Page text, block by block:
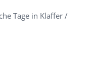
Tage in Klaffer /